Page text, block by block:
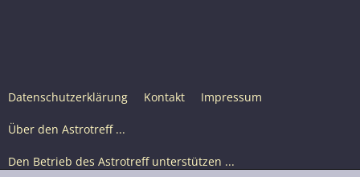
Datenschutzerklärung Kontakt Impressum
Über den Astrotreff ...
Den Betrieb des Astrotreff unterstützen ...